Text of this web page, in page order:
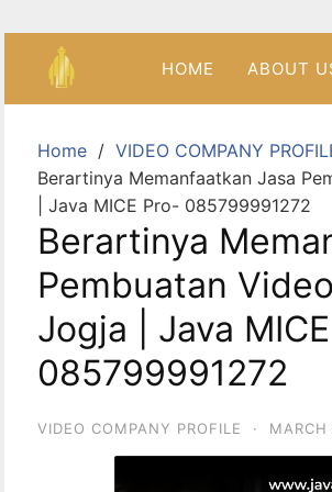
HOME ABOUT
Home
VIDEO COMPANY
Berartinya Memanfaatkan Jasa
| Java MICE Pro- 085799991272
Berartinya
Pembuatan
Jogja | Java
085799991272
VIDEO COMPANY PROFILE ·